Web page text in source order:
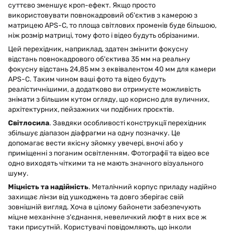
суттєво зменшує кроп-ефект. Якщо просто
використовувати повнокадровий об'єктив з камерою з
матрицею APS-C, то площа світлових променів буде більшою,
ніж розмір матриці, тому фото і відео будуть обрізаними.
Цей перехідник, наприклад, здатен змінити фокусну
відстань повнокадрового об'єктива 35 мм на реальну
фокусну відстань 24,85 мм з еквівалентом 40 мм для камери
APS-C. Таким чином ваші фото та відео будуть
реалістичнішими, а додатково ви отримуєте можливість
знімати з більшим кутом огляду, що корисно для вуличних,
архітектурних, пейзажних чи подібних проєктів.
Світлосила. Завдяки особливості конструкції перехідник
збільшує діапазон діафрагми на одну позначку. Це
допомагає вести якісну зйомку увечері, вночі або у
приміщенні з поганим освітленням. Фотографії та відео все
одно виходять чіткими та не мають значного візуального
шуму.
Міцність та надійність. Металічний корпус приладу надійно
захищає лінзи від ушкоджень та довго зберігає свій
зовнішній вигляд. Хоча в цілому байонети забезпечують
міцне механічне з'єднання, невеличкий люфт в них все ж
таки присутній. Користувачі повідомляють, що інколи